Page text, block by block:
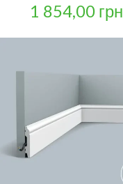
1 854,00 грн